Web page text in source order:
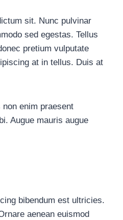
sit. Nunc pulvinar
sed egestas. Tellus
pretium vulputate
at in tellus. Duis at
enim praesent
Augue mauris augue
bibendum est ultricies.
aenean euismod